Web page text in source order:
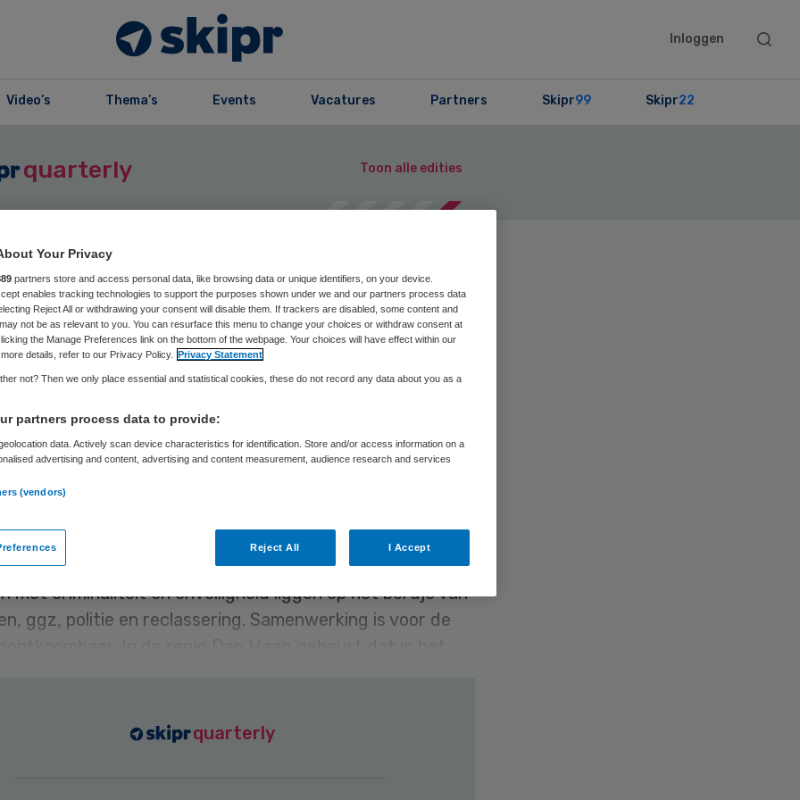
Inloggen
Search
Video’s Thema’s Events Vacatures Partners Skipr99 Skipr22
quarterly Toon alle edities
Opslaan Reageer nu Delen
| Weten
de ander kan
Lonkhuyzen
met criminaliteit en onveiligheid liggen op het bordje van
ggz, politie en reclassering. Samenwerking is voor de
quarterly
Your Privacy
partners store and access personal data, like browsing data or unique identifiers, on your device.
enables tracking technologies to support the purposes shown under we and our partners process data
Reject All or withdrawing your consent will disable them. If trackers are disabled, some content and
not be as relevant to you. You can resurface this menu to change your choices or withdraw consent at
the Manage Preferences link on the bottom of the webpage. Your choices will have effect within our
details, refer to our Privacy Policy. Privacy Statement
not? Then we only place essential and statistical cookies, these do not record any data about you as a
partners process data to provide:
data. Actively scan device characteristics for identification. Store and/or access information on a
advertising and content, advertising and content measurement, audience research and services
(vendors)
Reject All I Accept